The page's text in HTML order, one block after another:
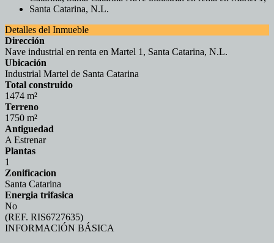
Detalles del Inmueble
Dirección
Nave industrial en renta en Martel 1, Santa Catarina, N.L.
Ubicación
Industrial Martel de Santa Catarina
Total construido
1474 m²
Terreno
1750 m²
Antiguedad
A Estrenar
Plantas
1
Zonificacion
Santa Catarina
Energia trifasica
No
(REF. RIS6727635)
INFORMACIÓN BÁSICA